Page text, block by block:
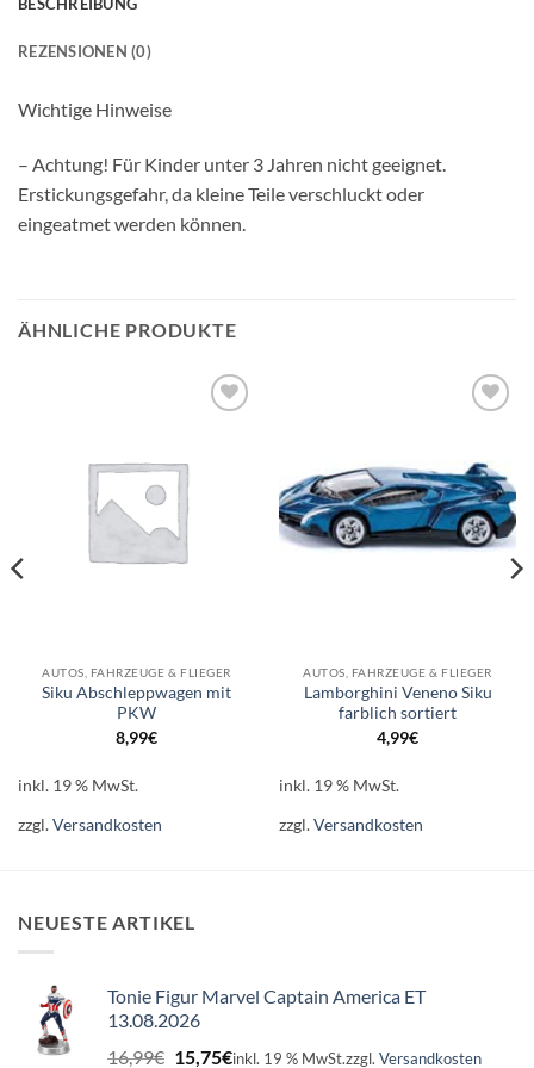
REZENSIONEN (0)
Wichtige Hinweise
– Achtung! Für Kinder unter 3 Jahren nicht geeignet.
Erstickungsgefahr, da kleine Teile verschluckt oder
eingeatmet werden können.
ÄHNLICHE PRODUKTE
AUTOS, FAHRZEUGE & FLIEGER
Siku Abschleppwagen mit
PKW
8,99€
inkl. 19 % MwSt.
zzgl.Versandkosten
AUTOS, FAHRZEUGE & FLIEGER
Lamborghini Veneno Siku
farblich sortiert
4,99€
inkl. 19 % MwSt.
zzgl.Versandkosten
NEUESTE ARTIKEL
Tonie Figur Marvel Captain America ET
13.08.2026
16,99€ Ursprünglicher
15,75€Aktueller
inkl. 19 % MwSt.zzgl. Versandkosten